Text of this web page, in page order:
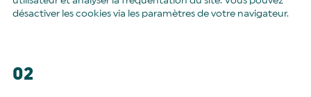
désactiver les cookies via les paramètres de votre navigateur.
02